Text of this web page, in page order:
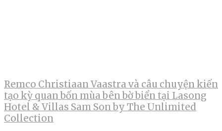
Remco Christiaan Vaastra và câu chuyện kiến
tạo kỳ quan bốn mùa bên bờ biển tại Lasong
Hotel & Villas Sam Son by The Unlimited
Collection